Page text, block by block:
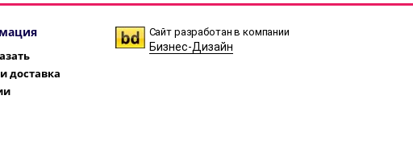
Сайт разработан в компании
Бизнес-Дизайн
доставка